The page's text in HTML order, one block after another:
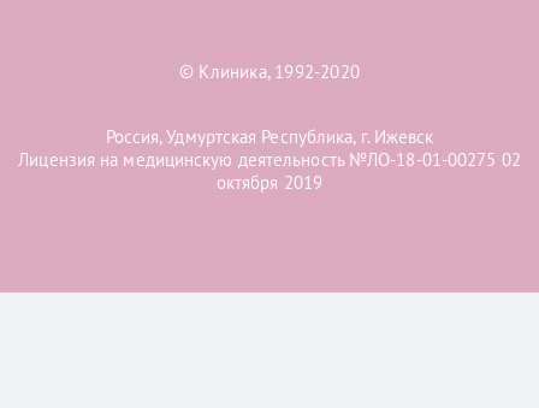
© Клиника, 1992-2020
Россия, Удмуртская Республика, г. Ижевск
Лицензия на медицинскую деятельность №ЛО-18-01-00275 02
октября 2019